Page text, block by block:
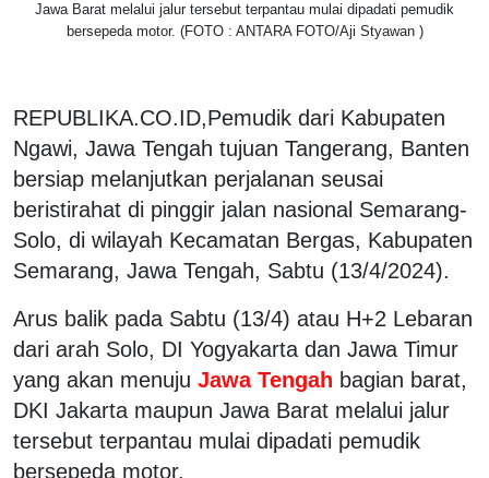
Jawa Barat melalui jalur tersebut terpantau mulai dipadati pemudik
bersepeda motor. (FOTO : ANTARA FOTO/Aji Styawan )
REPUBLIKA.CO.ID,Pemudik dari Kabupaten
Ngawi, Jawa Tengah tujuan Tangerang, Banten
bersiap melanjutkan perjalanan seusai
beristirahat di pinggir jalan nasional Semarang-
Solo, di wilayah Kecamatan Bergas, Kabupaten
Semarang, Jawa Tengah, Sabtu (13/4/2024).
Arus balik pada Sabtu (13/4) atau H+2 Lebaran
dari arah Solo, DI Yogyakarta dan Jawa Timur
yang akan menuju Jawa Tengah bagian barat,
DKI Jakarta maupun Jawa Barat melalui jalur
tersebut terpantau mulai dipadati pemudik
bersepeda motor.